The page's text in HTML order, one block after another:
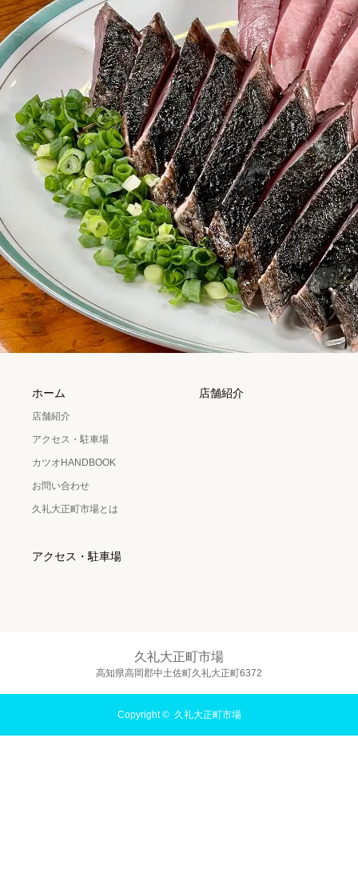
ホーム
店舗紹介
アクセス・駐車場
カツオHANDBOOK
お問い合わせ
久礼大正町市場とは
店舗紹介
アクセス・駐車場
久礼大正町市場
高知県高岡郡中土佐町久礼大正町6372
Copyright © 久礼大正町市場